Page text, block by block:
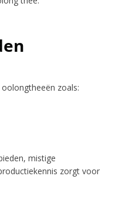
zoals:
mistige
zorgt voor